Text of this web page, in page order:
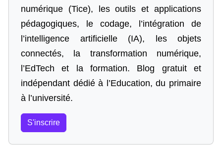
numérique (Tice), les outils et applications
pédagogiques, le codage,
l’intégration de
l’intelligence artificielle (IA), les objets
connectés, la transformation numérique,
l’EdTech et la formation. Blog gratuit et
indépendant dédié à l’Education, du primaire
à l’université.
S'inscrire